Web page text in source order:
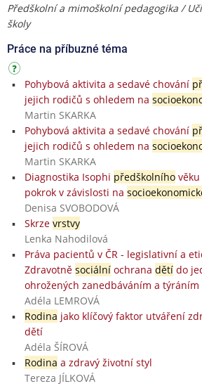
Předškolní a mimoškolní pedagogika /
školy
Práce na příbuzné téma
Pohybová aktivita a sedavé chování
jejich rodičů s ohledem na
Martin SKARKA
Pohybová aktivita a sedavé chování
jejich rodičů s ohledem na
Martin SKARKA
Diagnostika Isophi předškolníhověku
pokrok v závislosti na
Denisa SVOBODOVÁ
Skrze vrstvy
Lenka Nahodilová
Práva pacientů v ČR - legislativní a
Zdravotně sociálníochrana dětído
ohrožených zanedbáváním a týráním
Adéla LEMROVÁ
Rodina jako klíčový faktor utváření
dětí
Adéla ŠÍROVÁ
Rodina a zdravý životní styl
Tereza JÍLKOVÁ